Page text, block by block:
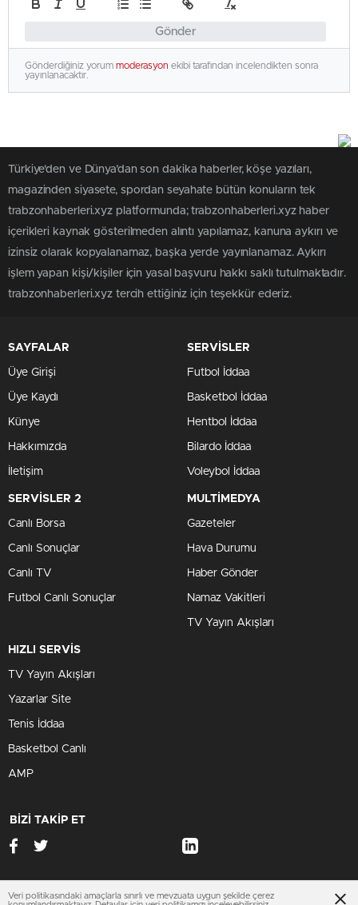
Gönder
Gönderdiğiniz yorum moderasyon ekibi tarafından incelendikten sonra
yayınlanacaktır.
Türkiye'den ve Dünya’dan son dakika haberler, köşe yazıları,
magazinden siyasete, spordan seyahate bütün konuların tek
trabzonhaberleri.xyz platformunda; trabzonhaberleri.xyz haber
içerikleri kaynak gösterilmeden alıntı yapılamaz, kanuna aykırı ve
izinsiz olarak kopyalanamaz, başka yerde yayınlanamaz. Aykırı
işlem yapan kişi/kişiler için yasal başvuru hakkı saklı tutulmaktadır.
trabzonhaberleri.xyz tercih ettiğiniz için teşekkür ederiz.
SAYFALAR
Üye Girişi
Üye Kaydı
Künye
Hakkımızda
İletişim
SERVİSLER
Futbol İddaa
Basketbol İddaa
Hentbol İddaa
Bilardo İddaa
Voleybol İddaa
SERVİSLER 2
Canlı Borsa
Canlı Sonuçlar
Canlı TV
Futbol Canlı Sonuçlar
MULTİMEDYA
Gazeteler
Hava Durumu
Haber Gönder
Namaz Vakitleri
TV Yayın Akışları
HIZLI SERVİS
TV Yayın Akışları
Yazarlar Site
Tenis İddaa
Basketbol Canlı
AMP
BİZİ TAKİP ET
www.trabzonhaberleri.xyz
Veri politikasındaki amaçlarla sınırlı ve mevzuata uygun şekilde çerez